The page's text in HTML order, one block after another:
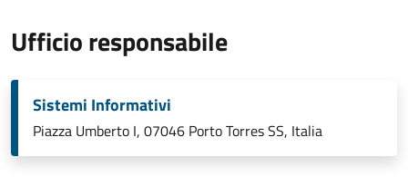
Ufficio responsabile
Sistemi Informativi
Piazza Umberto I, 07046 Porto Torres SS, Italia